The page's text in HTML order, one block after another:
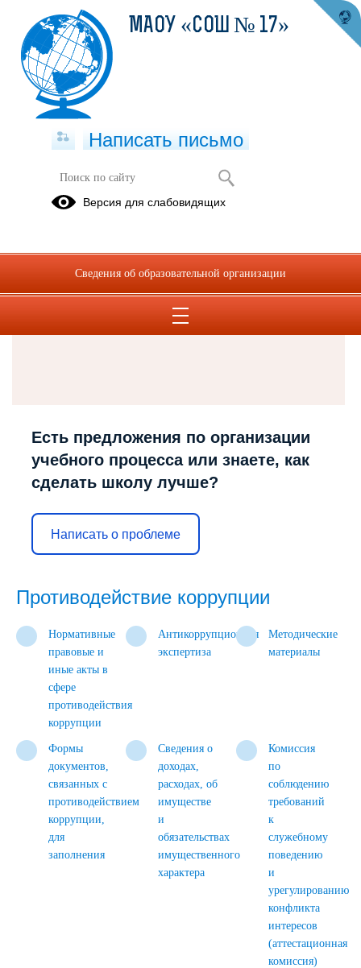
Есть предложения по организации
учебного процесса или знаете, как
сделать школу лучше?
Написать о проблеме
Противодействие коррупции
Нормативные
правовые и
иные акты в
сфере
противодействия
коррупции
Антикоррупционная
экспертиза
Методические
материалы
Формы
документов,
связанных с
противодействием
коррупции,
для
заполнения
Сведения о
доходах,
расходах, об
имуществе
и
обязательствах
имущественного
характера
Комиссия
по
соблюдению
требований
к
служебному
поведению
и
урегулированию
конфликта
интересов
(аттестационная
комиссия)
МАОУ «СОШ № 17»
Написать письмо
Версия для слабовидящих
Сведения об образовательной организации